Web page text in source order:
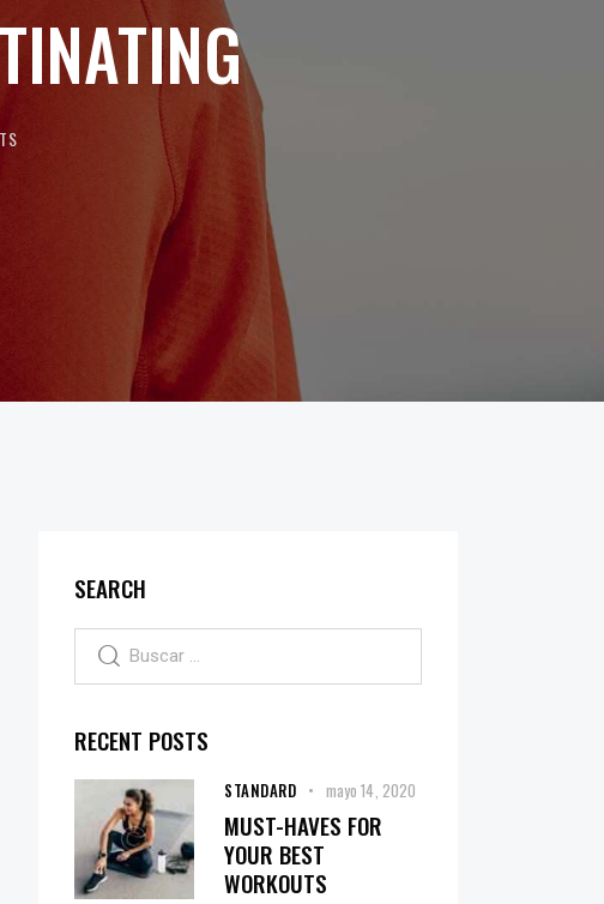
SEARCH
RECENT POSTS
STANDARD mayo 14, 2020
MUST-HAVES FOR
YOUR BEST
WORKOUTS